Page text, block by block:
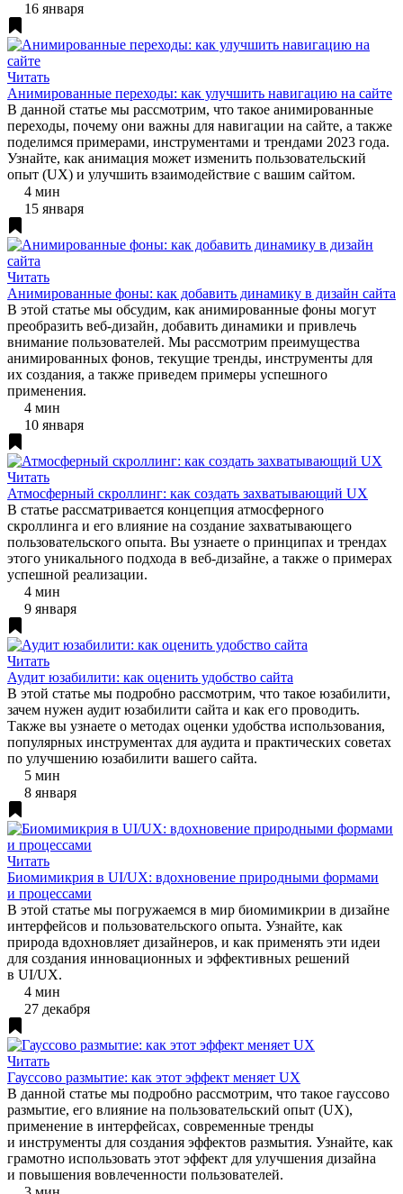
16 января
Читать
Анимированные переходы: как улучшить навигацию на сайте
В данной статье мы рассмотрим, что такое анимированные
переходы, почему они важны для навигации на сайте, а также
поделимся примерами, инструментами и трендами 2023 года.
Узнайте, как анимация может изменить пользовательский
опыт (UX) и улучшить взаимодействие с вашим сайтом.
4 мин
15 января
Читать
Анимированные фоны: как добавить динамику в дизайн сайта
В этой статье мы обсудим, как анимированные фоны могут
преобразить веб-дизайн, добавить динамики и привлечь
внимание пользователей. Мы рассмотрим преимущества
анимированных фонов, текущие тренды, инструменты для
их создания, а также приведем примеры успешного
применения.
4 мин
10 января
Читать
Атмосферный скроллинг: как создать захватывающий UX
В статье рассматривается концепция атмосферного
скроллинга и его влияние на создание захватывающего
пользовательского опыта. Вы узнаете о принципах и трендах
этого уникального подхода в веб-дизайне, а также о примерах
успешной реализации.
4 мин
9 января
Читать
Аудит юзабилити: как оценить удобство сайта
В этой статье мы подробно рассмотрим, что такое юзабилити,
зачем нужен аудит юзабилити сайта и как его проводить.
Также вы узнаете о методах оценки удобства использования,
популярных инструментах для аудита и практических советах
по улучшению юзабилити вашего сайта.
5 мин
8 января
Читать
Биомимикрия в UI/UX: вдохновение природными формами
и процессами
В этой статье мы погружаемся в мир биомимикрии в дизайне
интерфейсов и пользовательского опыта. Узнайте, как
природа вдохновляет дизайнеров, и как применять эти идеи
для создания инновационных и эффективных решений
в UI/UX.
4 мин
27 декабря
Читать
Гауссово размытие: как этот эффект меняет UX
В данной статье мы подробно рассмотрим, что такое гауссово
размытие, его влияние на пользовательский опыт (UX),
применение в интерфейсах, современные тренды
и инструменты для создания эффектов размытия. Узнайте, как
грамотно использовать этот эффект для улучшения дизайна
и повышения вовлеченности пользователей.